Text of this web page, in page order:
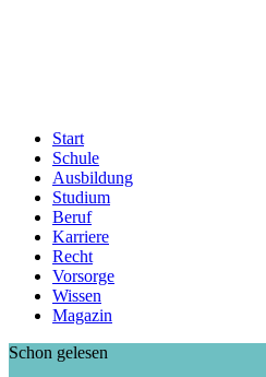
Start
Schule
Ausbildung
Studium
Beruf
Karriere
Recht
Vorsorge
Wissen
Magazin
Schon gelesen